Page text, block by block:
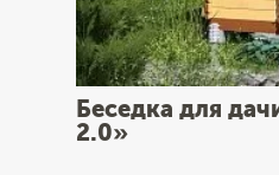
Беседка для
2.0»